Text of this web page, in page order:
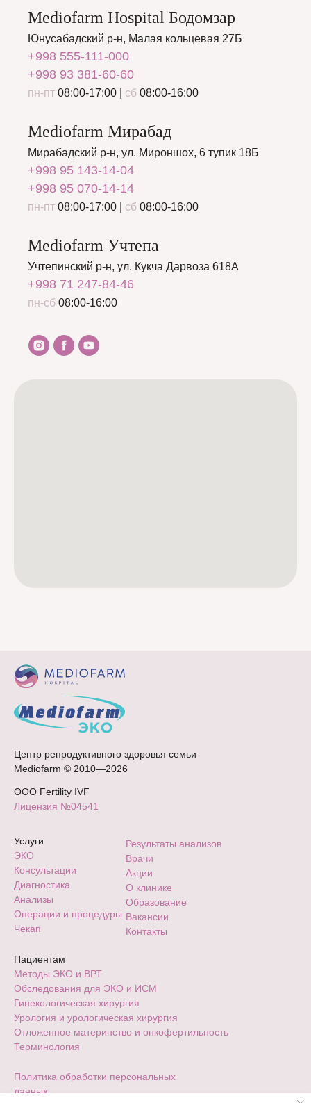
Mediofarm Hospital Бодомзар
Юнусабадский р-н, Малая кольцевая 27Б
+998 555-111-000
+998 93 381-60-60
пн-пт 08:00-17:00 | сб 08:00-16:00
Mediofarm Мирабад
Мирабадский р-н, ул. Мироншох, 6 тупик 18Б
+998 95 143-14-04
+998 95 070-14-14
пн-пт 08:00-17:00 | сб 08:00-16:00
Mediofarm Учтепа
Учтепинский р-н, ул. Кукча Дарвоза 618А
+998 71 247-84-46
пн-сб 08:00-16:00
ООО Fertility IVF
Лицензия №04541
Результаты анализов
Врачи
Акции
О клинике
Образование
Вакансии
Контакты
Пациентам
Методы ЭКО и ВРТ
Обследования для ЭКО и ИСМ
Гинекологическая хирургия
Урология и урологическая хирургия
Отложенное материнство и онкофертильность
Терминология
Услуги
ЭКО
Консультации
Диагностика
Анализы
Операции и процедуры
Чекап
Центр репродуктивного здоровья семьи
Mediofarm © 2010—2026
Политика обработки персональных
данных